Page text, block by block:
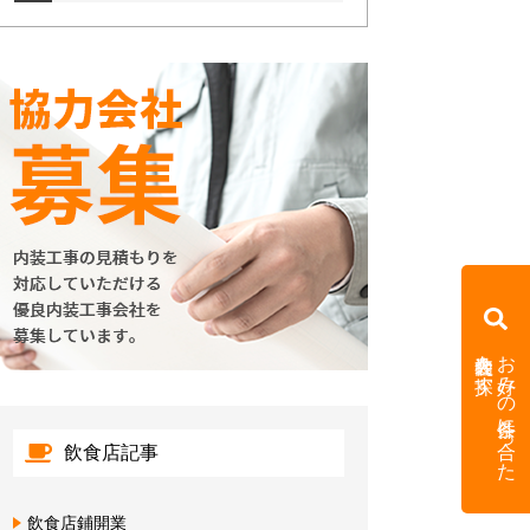
飲食店記事
飲食店鋪開業
お好みの条件に合った
内装会社を探す